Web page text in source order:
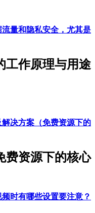
量和隐私安全，尤其是
工作原理与用途
决方案（免费资源下的
费资源下的核心
时有哪些设置要注意？